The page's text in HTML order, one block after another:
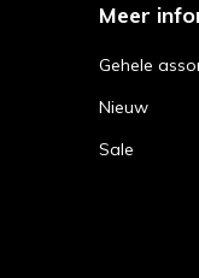
Meer
Gehele
Nieuw
Sale